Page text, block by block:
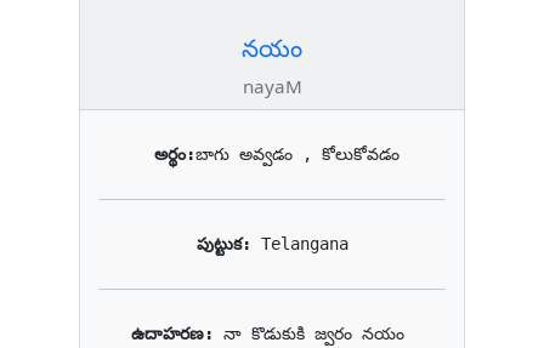
నయం
nayaM
అర్థం:బాగు అవ్వడం , కోలుకోవడం
పుట్టుక: Telangana
ఉదాహరణ: నా కొడుకుకి జ్వరం నయం